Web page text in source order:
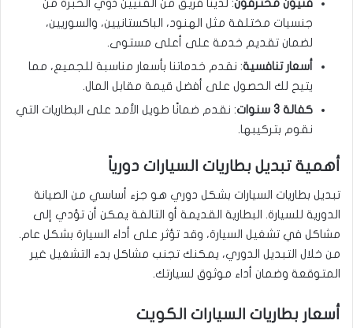
فنيون محترفون: لدينا فريق من الفنيين ذوي الخبرة من
جنسيات مختلفة مثل الهنود، الباكستانيين، والسوريين،
لضمان تقديم خدمة على أعلى مستوى.
أسعار تنافسية: نقدم خدماتنا بأسعار مناسبة للجميع، مما
يتيح لك الحصول على أفضل قيمة مقابل المال.
كفالة 3 سنوات
: نقدم ضمانًا طويل الأمد على البطاريات التي
نقوم بتركيبها.
أهمية تبديل بطاريات السيارات دورياً
تبديل بطاريات السيارات بشكل دوري هو جزء أساسي من الصيانة
الدورية للسيارة. البطارية القديمة أو التالفة يمكن أن تؤدي إلى
مشاكل في تشغيل السيارة، وقد تؤثر على أداء السيارة بشكل عام.
من خلال التبديل الدوري، يمكنك تجنب مشاكل بدء التشغيل غير
المتوقعة وضمان أداء موثوق لسيارتك.
أسعار بطاريات السيارات الكويت